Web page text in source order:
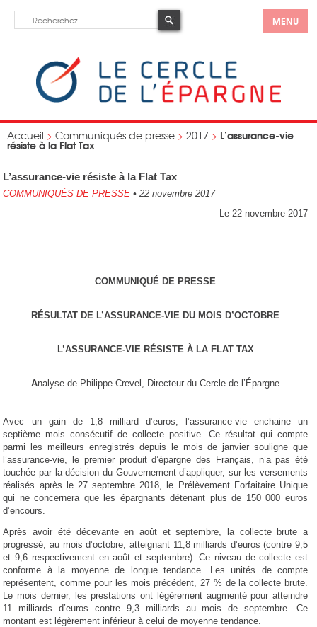
MENU
Accueil > Communiqués de presse > 2017 > L’assurance-vie
résiste à la Flat Tax
L’assurance-vie résiste à la Flat Tax
COMMUNIQUÉS DE PRESSE • 22 novembre 2017
Le 22 novembre 2017
COMMUNIQUÉ DE PRESSE
RÉSULTAT DE L’ASSURANCE-VIE DU MOIS D’OCTOBRE
L’ASSURANCE-VIE RÉSISTE À LA FLAT TAX
Analyse de Philippe Crevel, Directeur du Cercle de l’Épargne
Avec un gain de 1,8 milliard d’euros, l’assurance-vie enchaine un
septième mois consécutif de collecte positive. Ce résultat qui compte
parmi les meilleurs enregistrés depuis le mois de janvier souligne que
l’assurance-vie, le premier produit d’épargne des Français, n’a pas été
touchée par la décision du Gouvernement d’appliquer, sur les versements
réalisés après le 27 septembre 2018, le Prélèvement Forfaitaire Unique
qui ne concernera que les épargnants détenant plus de 150 000 euros
d’encours.
Après avoir été décevante en août et septembre, la collecte brute a
progressé, au mois d’octobre, atteignant 11,8 milliards d’euros (contre 9,5
et 9,6 respectivement en août et septembre). Ce niveau de collecte est
conforme à la moyenne de longue tendance. Les unités de compte
représentent, comme pour les mois précédent, 27 % de la collecte brute.
Le mois dernier, les prestations ont légèrement augmenté pour atteindre
11 milliards d’euros contre 9,3 milliards au mois de septembre. Ce
montant est légèrement inférieur à celui de moyenne tendance.